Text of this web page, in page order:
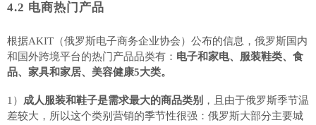
4.2 电商热门产品
根据AKIT（俄罗斯电子商务企业协会）公布的信息，俄罗斯国内
和国外跨境平台的热门产品品类有： 电子和家电、服装鞋类、食
品、家具和家居、美容健康5大类。
1） 成人服装和鞋子是需求最大的商品类别 ，且由于俄罗斯季节温
差较大，所以这个类别营销的季节性很强：俄罗斯大部分主要城